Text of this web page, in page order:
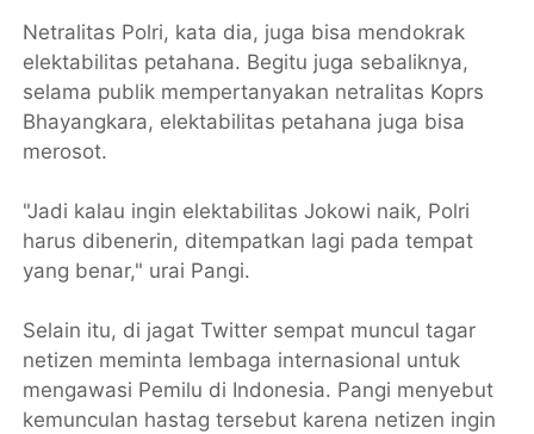
Netralitas Polri, kata dia, juga bisa mendokrak
elektabilitas petahana. Begitu juga sebaliknya,
selama publik mempertanyakan netralitas Koprs
Bhayangkara, elektabilitas petahana juga bisa
merosot.
"Jadi kalau ingin elektabilitas Jokowi naik, Polri
harus dibenerin, ditempatkan lagi pada tempat
yang benar," urai Pangi.
Selain itu, di jagat Twitter sempat muncul tagar
netizen meminta lembaga internasional untuk
mengawasi Pemilu di Indonesia. Pangi menyebut
kemunculan hastag tersebut karena netizen ingin